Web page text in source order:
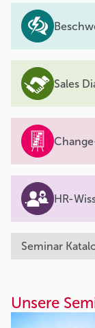
Sales
HR-
Seminar
Unsere